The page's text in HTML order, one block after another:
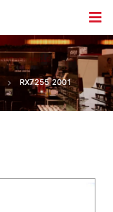
RX7255 2001